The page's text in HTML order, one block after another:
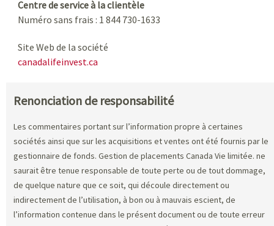
Centre de service à la clientèle
Numéro sans frais : 1 844 730-1633
Site Web de la société
canadalifeinvest.ca
Renonciation de responsabilité
Les commentaires portant sur l’information propre à certaines
sociétés ainsi que sur les acquisitions et ventes ont été fournis par le
gestionnaire de fonds. Gestion de placements Canada Vie limitée. ne
saurait être tenue responsable de toute perte ou de tout dommage,
de quelque nature que ce soit, qui découle directement ou
indirectement de l’utilisation, à bon ou à mauvais escient, de
l’information contenue dans le présent document ou de toute erreur